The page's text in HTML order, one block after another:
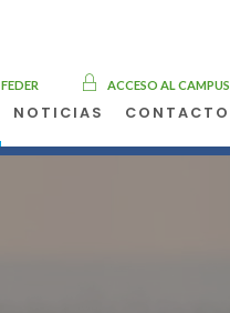
FEDER ACCESO AL CAMPUS
NOTICIAS CONTACTO